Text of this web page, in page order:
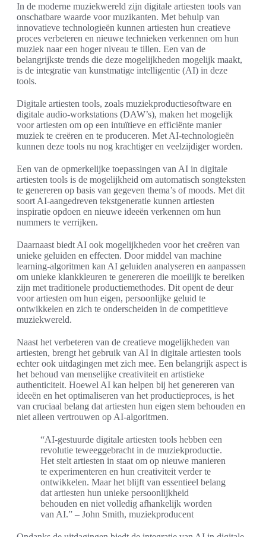
In de moderne muziekwereld zijn digitale artiesten tools van
onschatbare waarde voor muzikanten. Met behulp van
innovatieve technologieën kunnen artiesten hun creatieve
proces verbeteren en nieuwe technieken verkennen om hun
muziek naar een hoger niveau te tillen. Een van de
belangrijkste trends die deze mogelijkheden mogelijk maakt,
is de integratie van kunstmatige intelligentie (AI) in deze
tools.
Digitale artiesten tools, zoals muziekproductiesoftware en
digitale audio-workstations (DAW’s), maken het mogelijk
voor artiesten om op een intuïtieve en efficiënte manier
muziek te creëren en te produceren. Met AI-technologieën
kunnen deze tools nu nog krachtiger en veelzijdiger worden.
Een van de opmerkelijke toepassingen van AI in digitale
artiesten tools is de mogelijkheid om automatisch songteksten
te genereren op basis van gegeven thema’s of moods. Met dit
soort AI-aangedreven tekstgeneratie kunnen artiesten
inspiratie opdoen en nieuwe ideeën verkennen om hun
nummers te verrijken.
Daarnaast biedt AI ook mogelijkheden voor het creëren van
unieke geluiden en effecten. Door middel van machine
learning-algoritmen kan AI geluiden analyseren en aanpassen
om unieke klankkleuren te genereren die moeilijk te bereiken
zijn met traditionele productiemethodes. Dit opent de deur
voor artiesten om hun eigen, persoonlijke geluid te
ontwikkelen en zich te onderscheiden in de competitieve
muziekwereld.
Naast het verbeteren van de creatieve mogelijkheden van
artiesten, brengt het gebruik van AI in digitale artiesten tools
echter ook uitdagingen met zich mee. Een belangrijk aspect is
het behoud van menselijke creativiteit en artistieke
authenticiteit. Hoewel AI kan helpen bij het genereren van
ideeën en het optimaliseren van het productieproces, is het
van cruciaal belang dat artiesten hun eigen stem behouden en
niet alleen vertrouwen op AI-algoritmen.
“AI-gestuurde digitale artiesten tools hebben een
revolutie teweeggebracht in de muziekproductie.
Het stelt artiesten in staat om op nieuwe manieren
te experimenteren en hun creativiteit verder te
ontwikkelen. Maar het blijft van essentieel belang
dat artiesten hun unieke persoonlijkheid
behouden en niet volledig afhankelijk worden
van AI.” – John Smith, muziekproducent